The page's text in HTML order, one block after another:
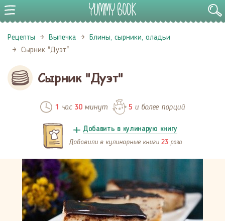
Рецепты Выпечка
Блины, сырники, оладьи
Сырник "Дуэт"
Сырник "Дуэт"
1 час 30минут 5 и более порций
Добавить в кулинарую книгу
Добавили в кулинарные книги 23 раза